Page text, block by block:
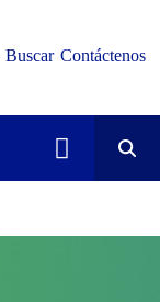
Buscar Contáctenos